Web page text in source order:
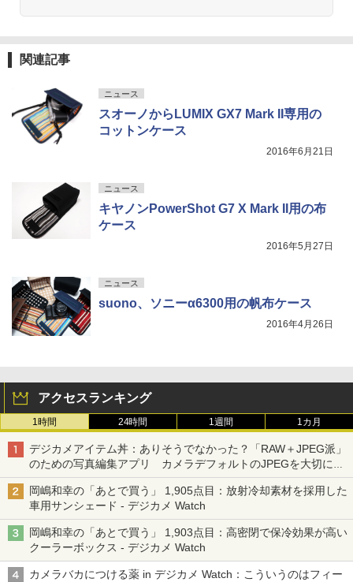
関連記事
ニュース
スオーノからLUMIX GX7 Mark II専用の
コットンケース
2016年6月21日
ニュース
キヤノンPowerShot G7 X Mark II用の布
ケース
2016年5月27日
ニュース
suono、ソニーα6300用の帆布ケース
2016年4月26日
アクセスランキング
1時間 24時間 1週間 1カ月
デジカメアイテム丼：ありそうでなかった？「RAW＋JPEG派」
のための写真編集アプリ カメラデフォルトのJPEGを大切にす
る「Filmator」
岡嶋和幸の「あとで買う」 1,905点目：放射冷却素材を採用した
車用サンシェード - デジカメ Watch
岡嶋和幸の「あとで買う」 1,903点目：高密閉で保冷効果が高い
クーラーボックス - デジカメ Watch
カメラバカにつける薬 in デジカメ Watch：こういうのはフィー